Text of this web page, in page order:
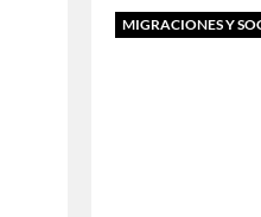
MIGRACIONES Y